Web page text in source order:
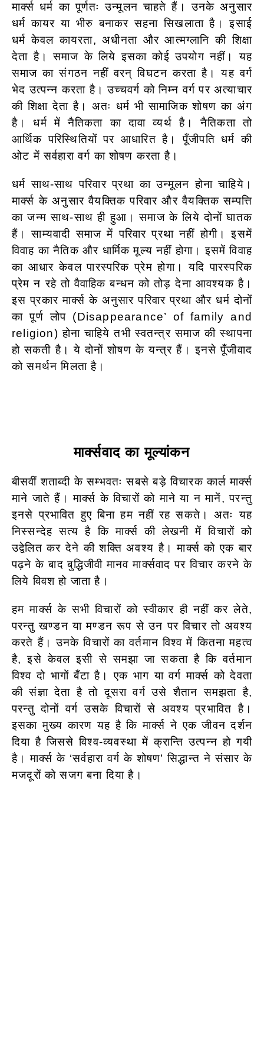
मार्क्स धर्म का पूर्णतः उन्मूलन चाहते हैं। उनके अनुसार
धर्म कायर या भीरु बनाकर सहना सिखलाता है। इसाई
धर्म केवल कायरता, अधीनता और आत्मग्लानि की शिक्षा
देता है। समाज के लिये इसका कोई उपयोग नहीं। यह
समाज का संगठन नहीं वरन् विघटन करता है। यह वर्ग
भेद उत्पन्न करता है। उच्चवर्ग को निम्न वर्ग पर अत्याचार
की शिक्षा देता है। अतः धर्म भी सामाजिक शोषण का अंग
है। धर्म में नैतिकता का दावा व्यर्थ है। नैतिकता तो
आर्थिक परिस्थितियों पर आधारित है। पूँजीपति धर्म की
ओट में सर्वहारा वर्ग का शोषण करता है।
धर्म साथ-साथ परिवार प्रथा का उन्मूलन होना चाहिये।
मार्क्स के अनुसार वैयक्तिक परिवार और वैयक्तिक सम्पत्ति
का जन्म साथ-साथ ही हुआ। समाज के लिये दोनों घातक
हैं। साम्यवादी समाज में परिवार प्रथा नहीं होगी। इसमें
विवाह का नैतिक और धार्मिक मूल्य नहीं होगा। इसमें विवाह
का आधार केवल पारस्परिक प्रेम होगा। यदि पारस्परिक
प्रेम न रहे तो वैवाहिक बन्धन को तोड़ देना आवश्यक है।
इस प्रकार मार्क्स के अनुसार परिवार प्रथा और धर्म दोनों
का पूर्ण लोप (Disappearance’ of family and
religion) होना चाहिये तभी स्वतन्त्र समाज की स्थापना
हो सकती है। ये दोनों शोषण के यन्त्र हैं। इनसे पूँजीवाद
को समर्थन मिलता है।
मार्क्सवाद का मूल्यांकन
बीसवीं शताब्दी के सम्भवतः सबसे बड़े विचारक कार्ल मार्क्स
माने जाते हैं। मार्क्स के विचारों को माने या न मानें, परन्तु
इनसे प्रभावित हुए बिना हम नहीं रह सकते। अतः यह
निस्सन्देह सत्य है कि मार्क्स की लेखनी में विचारों को
उद्वेलित कर देने की शक्ति अवश्य है। मार्क्स को एक बार
पढ़ने के बाद बुद्धिजीवी मानव मार्क्सवाद पर विचार करने के
लिये विवश हो जाता है।
हम मार्क्स के सभी विचारों को स्वीकार ही नहीं कर लेते,
परन्तु खण्डन या मण्डन रूप से उन पर विचार तो अवश्य
करते हैं। उनके विचारों का वर्तमान विश्व में कितना महत्व
है, इसे केवल इसी से समझा जा सकता है कि वर्तमान
विश्व दो भागों बँटा है। एक भाग या वर्ग मार्क्स को देवता
की संज्ञा देता है तो दूसरा वर्ग उसे शैतान समझता है,
परन्तु दोनोंवर्ग उसके विचारों से अवश्य प्रभावित है।
इसका मुख्य कारण यह है कि मार्क्स ने एक जीवन दर्शन
दिया है जिससे विश्व-व्यवस्था में क्रान्ति उत्पन्न हो गयी
है। मार्क्स के ‘सर्वहारा वर्ग के शोषण’ सिद्धान्त ने संसार के
मजदूरों को सजग बना दिया है।